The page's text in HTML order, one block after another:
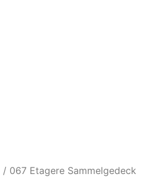
/ 067 Etagere Sammelgedeck